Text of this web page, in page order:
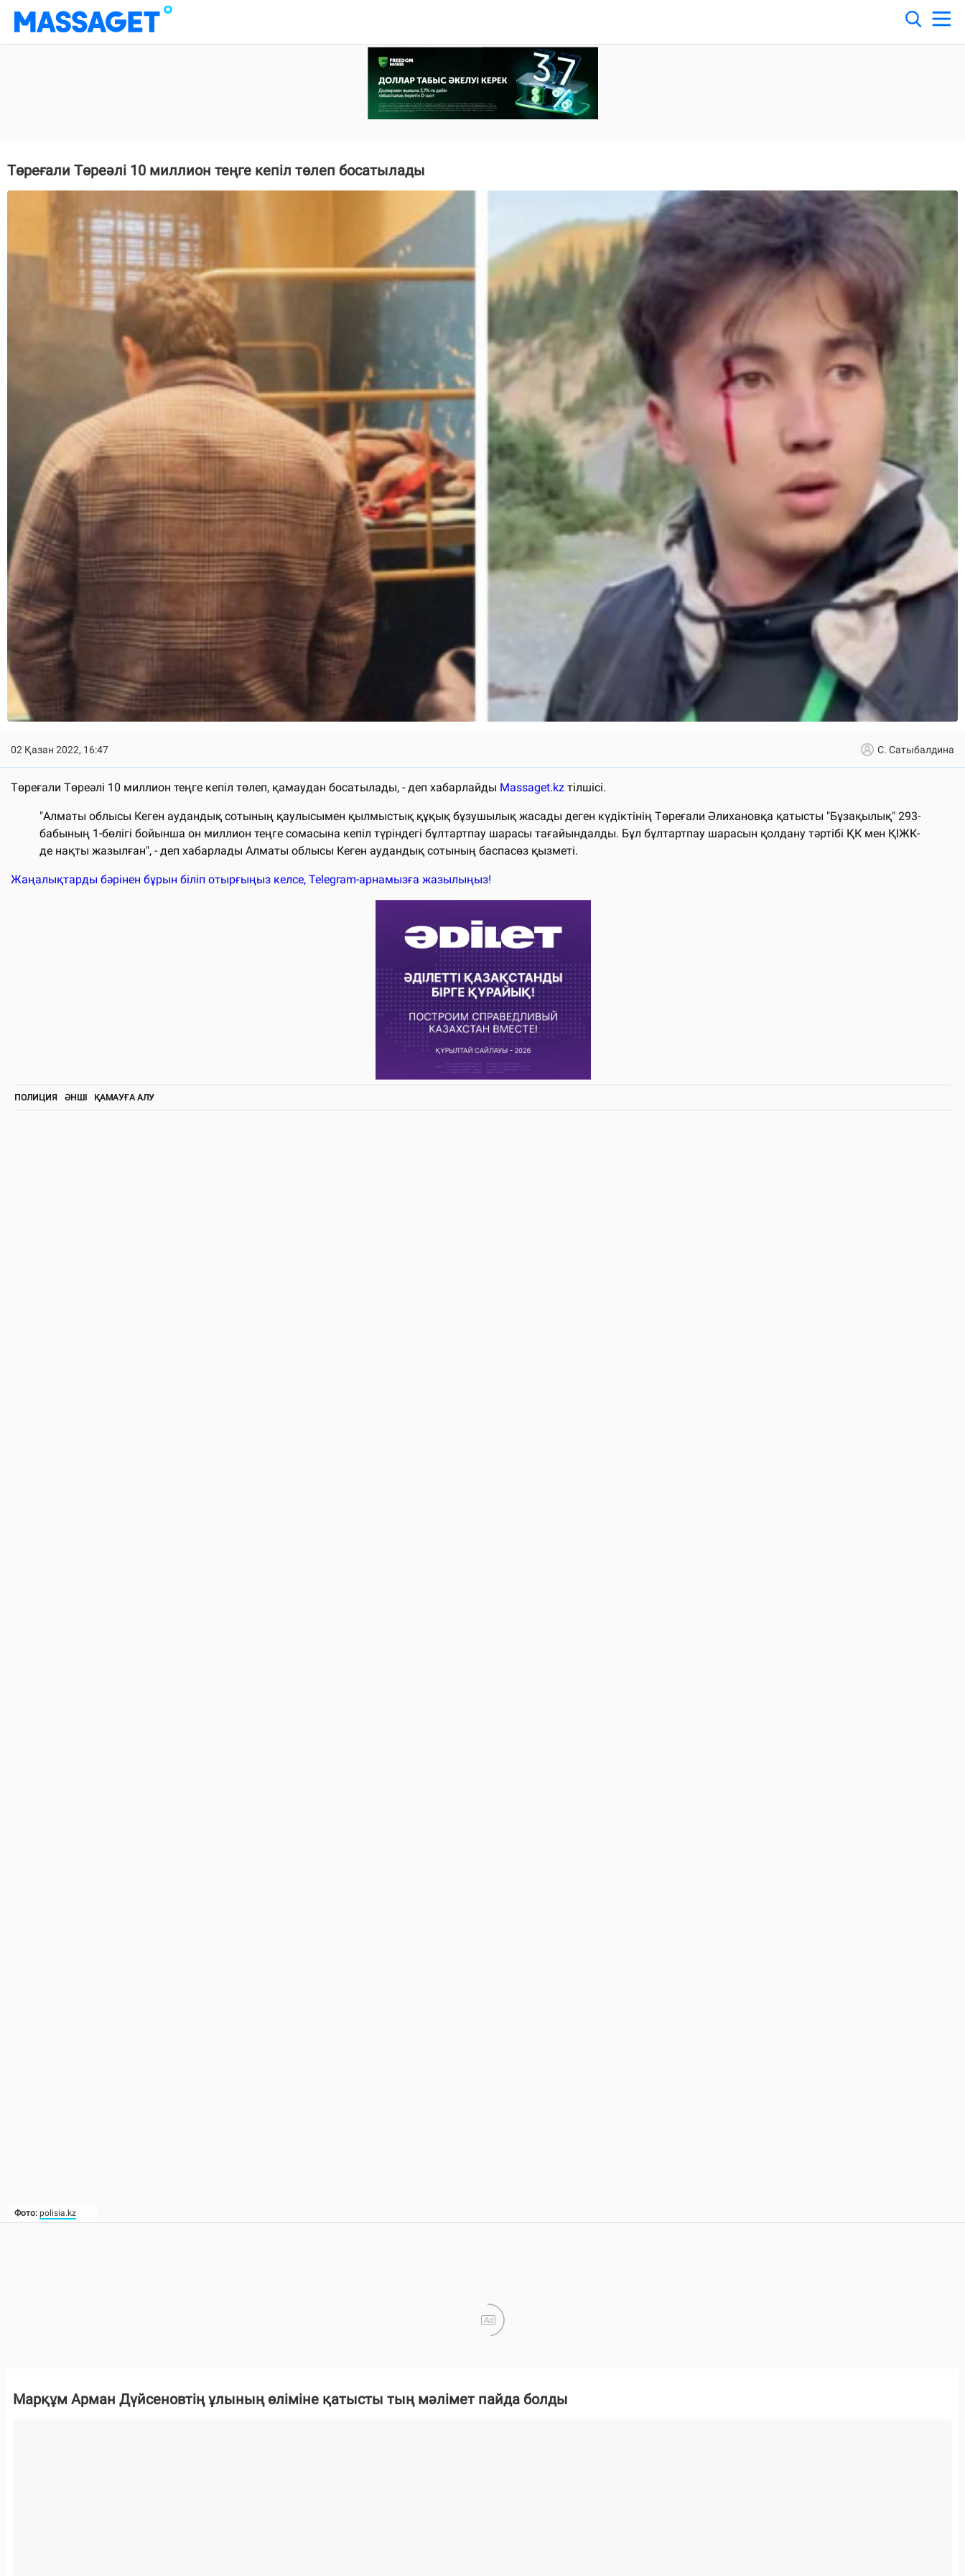
Төреғали Төреәлі 10 миллион теңге кепіл төлеп босатылады
02 Қазан 2022, 16:47
Фото: polisia.kz
С. Сатыбалдина
Төреғали Төреәлі 10 миллион теңге кепіл төлеп, қамаудан босатылады, - деп хабарлайды Massaget.kz тілшісі.
"Алматы облысы Кеген аудандық сотының қаулысымен қылмыстық құқық бұзушылық жасады деген күдіктінің Төреғали Әлихановқа қатысты "Бұзақылық" 293-
бабының 1-бөлігі бойынша он миллион теңге сомасына кепіл түріндегі бұлтартпау шарасы тағайындалды. Бұл бұлтартпау шарасын қолдану тәртібі ҚК мен ҚІЖК-
де нақты жазылған", - деп хабарлады Алматы облысы Кеген аудандық сотының баспасөз қызметі.
Жаңалықтарды бәрінен бұрын біліп отырғыңыз келсе, Telegram-арнамызға жазылыңыз!
ПОЛИЦИЯ ӘНШІ ҚАМАУҒА АЛУ